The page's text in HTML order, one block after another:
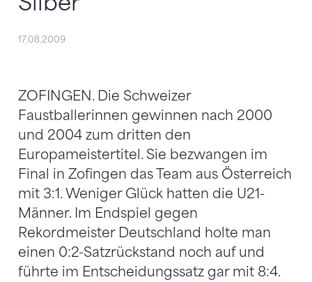
17.08.2009
ZOFINGEN. Die Schweizer
Faustballerinnen gewinnen nach 2000
und 2004 zum dritten den
Europameistertitel. Sie bezwangen im
Final in Zofingen das Team aus Österreich
mit 3:1. Weniger Glück hatten die U21-
Männer. Im Endspiel gegen
Rekordmeister Deutschland holte man
einen 0:2-Satzrückstand noch auf und
führte im Entscheidungssatz gar mit 8:4.